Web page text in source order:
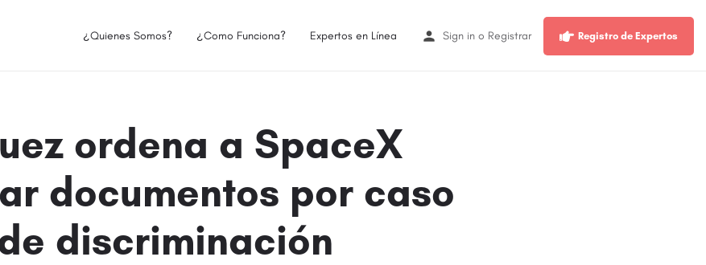
¿Quienes Somos? ¿Como Funciona? Expertos en Línea Sign in o Registrar Registro de Expertos
ordena a SpaceX
documentos por caso
discriminación